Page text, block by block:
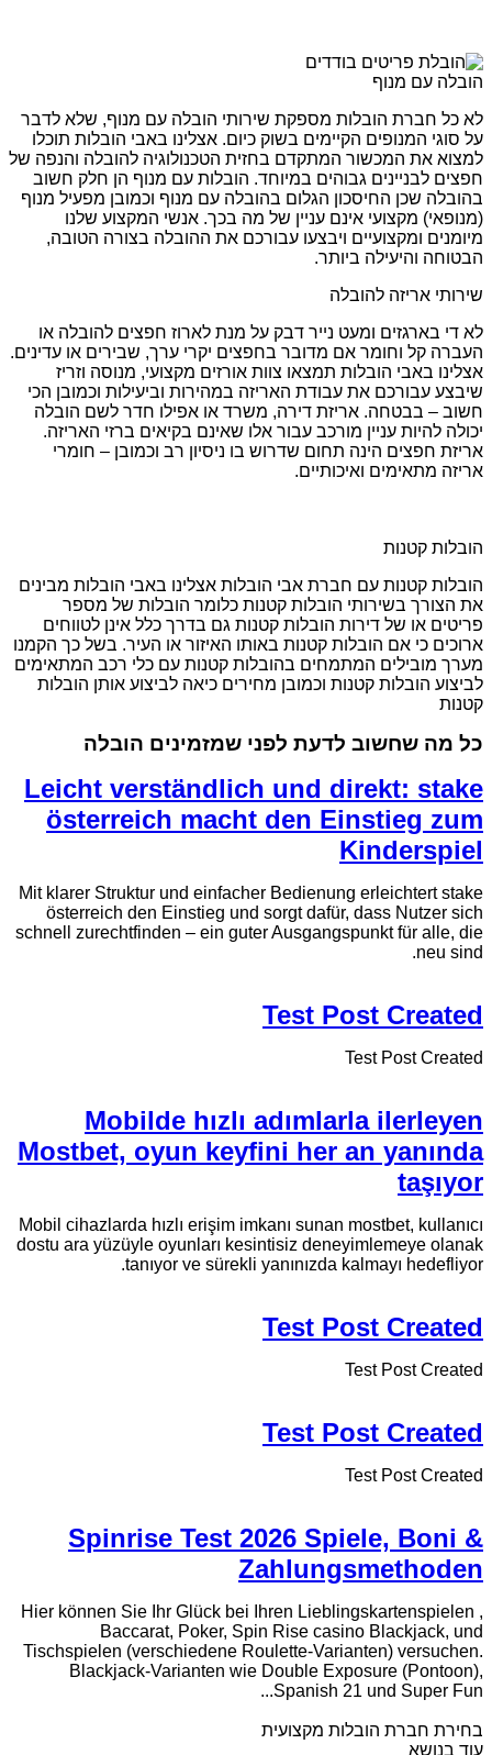
הובלה עם מנוף
לא כל חברת הובלות מספקת שירותי הובלה עם מנוף, שלא לדבר
על סוגי המנופים הקיימים בשוק כיום. אצלינו באבי הובלות תוכלו
למצוא את המכשור המתקדם בחזית הטכנולוגיה להובלה והנפה של
חפצים לבניינים גבוהים במיוחד. הובלות עם מנוף הן חלק חשוב
בהובלה שכן החיסכון הגלום בהובלה עם מנוף וכמובן מפעיל מנוף
(מנופאי) מקצועי אינם עניין של מה בכך. אנשי המקצוע שלנו
מיומנים ומקצועיים ויבצעו עבורכם את ההובלה בצורה הטובה,
הבטוחה והיעילה ביותר.
שירותי אריזה להובלה
לא די בארגזים ומעט נייר דבק על מנת לארוז חפצים להובלה או
העברה קל וחומר אם מדובר בחפצים יקרי ערך, שבירים או עדינים.
אצלינו באבי הובלות תמצאו צוות אורזים מקצועי, מנוסה וזריז
שיבצע עבורכם את עבודת האריזה במהירות וביעילות וכמובן הכי
חשוב – בבטחה. אריזת דירה, משרד או אפילו חדר לשם הובלה
יכולה להיות עניין מורכב עבור אלו שאינם בקיאים ברזי האריזה.
אריזת חפצים הינה תחום שדרוש בו ניסיון רב וכמובן – חומרי
אריזה מתאימים ואיכותיים.
הובלות קטנות
הובלות קטנות עם חברת אבי הובלות אצלינו באבי הובלות מבינים
את הצורך בשירותי הובלות קטנות כלומר הובלות של מספר
פריטים או של דירות הובלות קטנות גם בדרך כלל אינן לטווחים
ארוכים כי אם הובלות קטנות באותו האיזור או העיר. בשל כך הקמנו
מערך מובילים המתמחים בהובלות קטנות עם כלי רכב המתאימים
לביצוע הובלות קטנות וכמובן מחירים כיאה לביצוע אותן הובלות
קטנות
כל מה שחשוב לדעת לפני שמזמינים הובלה
Leicht verständlich und direkt: stake
österreich macht den Einstieg zum
Kinderspiel
Mit klarer Struktur und einfacher Bedienung erleichtert stake
österreich den Einstieg und sorgt dafür, dass Nutzer sich
schnell zurechtfinden – ein guter Ausgangspunkt für alle, die
neu sind.
Test Post Created
Test Post Created
Mobilde hızlı adımlarla ilerleyen
Mostbet, oyun keyfini her an yanında
taşıyor
Mobil cihazlarda hızlı erişim imkanı sunan mostbet, kullanıcı
dostu ara yüzüyle oyunları kesintisiz deneyimlemeye olanak
tanıyor ve sürekli yanınızda kalmayı hedefliyor.
Test Post Created
Test Post Created
Test Post Created
Test Post Created
Spinrise Test 2026 Spiele, Boni &
Zahlungsmethoden
Hier können Sie Ihr Glück bei Ihren Lieblingskartenspielen ,
Baccarat, Poker, Spin Rise casino Blackjack, und
Tischspielen (verschiedene Roulette-Varianten) versuchen.
Blackjack-Varianten wie Double Exposure (Pontoon),
Spanish 21 und Super Fun...
בחירת חברת הובלות מקצועית
עוד בנושא